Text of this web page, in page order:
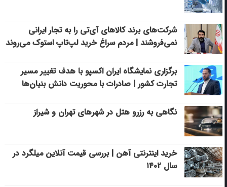
شرکت‌های برند کالاهای آی‌تی را به تجار ایرانی
نمی‌فروشند | مردم سراغ خرید لپ‌تاپ استوک می‌روند
برگزاری نمایشگاه ایران اکسپو با هدف تغییر مسیر
تجارت کشور | صادرات با محوریت دانش بنیان‌ها
نگاهی به رزرو هتل در شهرهای تهران و شیراز
خرید اینترنتی آهن | بررسی قیمت آنلاین میلگرد در
سال ۱۴۰۲